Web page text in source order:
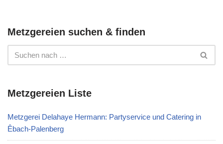
Metzgereien suchen & finden
Metzgereien Liste
Metzgerei Delahaye Hermann: Partyservice und Catering in
Êbach-Palenberg